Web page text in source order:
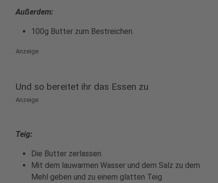
Außerdem:
100g Butter zum Bestreichen.
Anzeige
Und so bereitet ihr das Essen zu
Anzeige
Teig:
Die Butter zerlassen.
Mit dem lauwarmen Wasser und dem Salz zu dem
Mehl geben und zu einem glatten Teig